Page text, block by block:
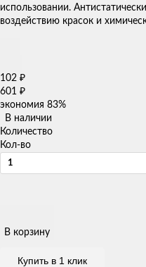
использовании.
воздействию красок и
102 ₽
601 ₽
экономия 83%
В наличии
Количество
Кол-во
В корзину
Купить в 1 клик